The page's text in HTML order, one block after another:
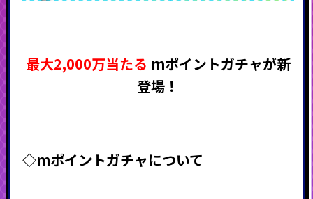
最大2,000万当たる mポイントガチャが新
登場！
◇mポイントガチャについて